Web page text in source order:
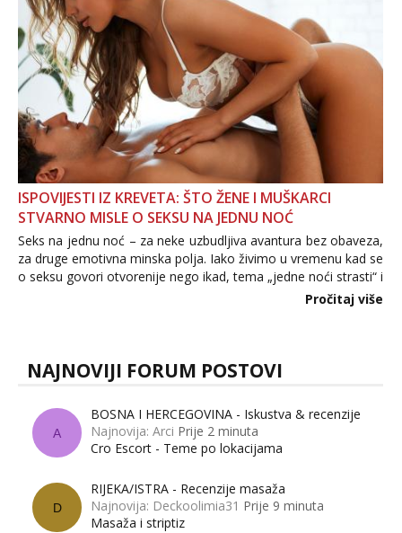
ISPOVIJESTI IZ KREVETA: ŠTO ŽENE I MUŠKARCI
STVARNO MISLE O SEKSU NA JEDNU NOĆ
Seks na jednu noć – za neke uzbudljiva avantura bez obaveza,
za druge emotivna minska polja. Iako živimo u vremenu kad se
o seksu govori otvorenije nego ikad, tema „jedne noći strasti“ i
dalje izaziva burne rasprave. Što zapravo misle žene, a što
Pročitaj više
NAJNOVIJI FORUM POSTOVI
A
BOSNA I HERCEGOVINA - Iskustva & recenzije
Najnovija: Arci Prije 2 minuta
Cro Escort - Teme po lokacijama
D
RIJEKA/ISTRA - Recenzije masaža
Najnovija: Deckoolimia31 Prije 9 minuta
Masaža i striptiz